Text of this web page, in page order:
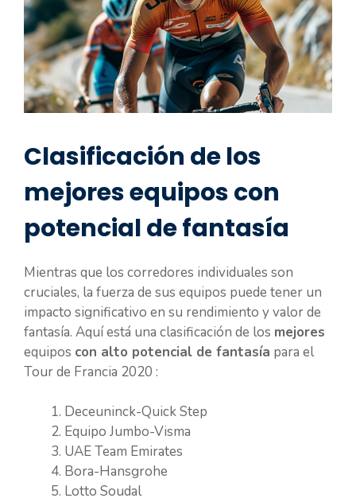
Clasificación de los
mejores equipos con
potencial de fantasía
Mientras que los corredores individuales son
cruciales, la fuerza de sus equipos puede tener un
impacto significativo en su rendimiento y valor de
fantasía. Aquí está una clasificación de los mejores
equipos con alto potencial de fantasía para el
Tour de Francia 2020 :
Deceuninck-Quick Step
Equipo Jumbo-Visma
UAE Team Emirates
Bora-Hansgrohe
Lotto Soudal